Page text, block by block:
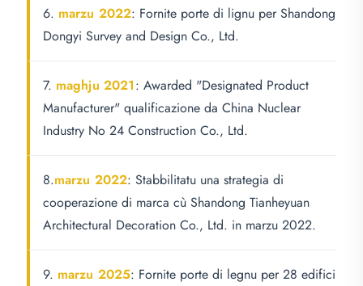
6. marzu 2022: Fornite porte di lignu per Shandong
Dongyi Survey and Design Co., Ltd.
7. maghju 2021: Awarded "Designated Product
Manufacturer" qualificazione da China Nuclear
Industry No 24 Construction Co., Ltd.
8.marzu 2022: Stabbilitatu una strategia di
cooperazione di marca cù Shandong Tianheyuan
Architectural Decoration Co., Ltd. in marzu 2022.
9. marzu 2025: Fornite porte di legnu per 28 edifici